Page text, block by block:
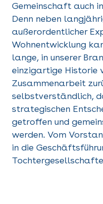
Gemeinschaft auch
Denn neben
außerordentlicher
Wohnentwicklung
lange, in unserer
einzigartige Historie
Zusammenarbeit
selbstverständlich,
strategischen
getroffen und
werden. Vom
in die